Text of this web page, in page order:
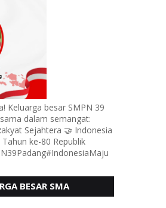
Keluarga besar SMPN 39
dalam semangat:
Sejahtera 🤝 Indonesia
ke-80 Republik
BESAR SMA